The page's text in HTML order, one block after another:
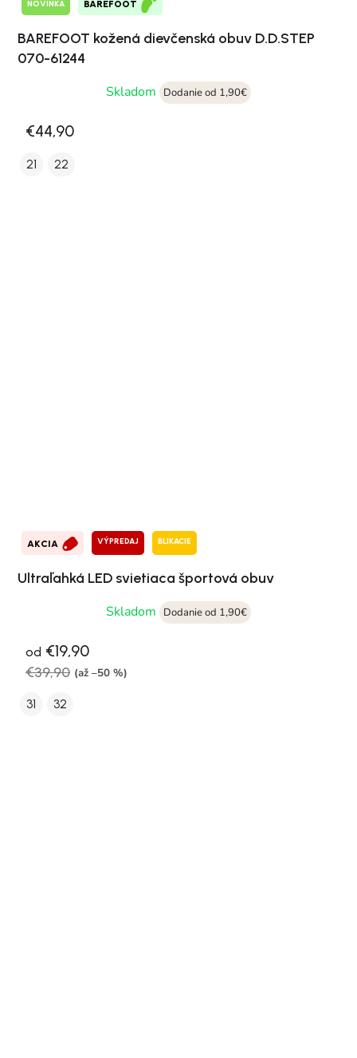
NOVINKA BAREFOOT
BAREFOOT kožená dievčenská obuv D.D.STEP
070-61244
Skladom
Dodanie od 1,90€
€44,90
21 22
AKCIA VÝPREDAJ BLIKACIE
Ultraľahká LED svietiaca športová obuv
Skladom
Dodanie od 1,90€
od €19,90
€39,90 (až –50 %)
31 32